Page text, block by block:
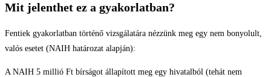
Mit jelenthet ez a gyakorlatban?
Fentiek gyakorlatban történő vizsgálatára nézzünk meg egy nem bonyolult,
valós esetet (NAIH határozat alapján):
A NAIH 5 millió Ft bírságot állapított meg egy hivatalból (tehát nem